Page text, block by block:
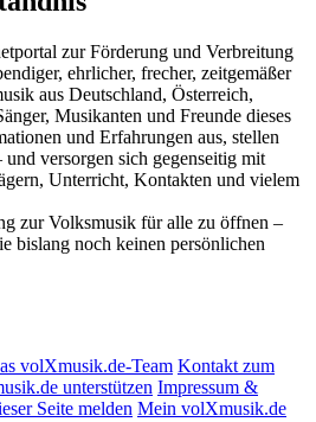
zur Förderung und Verbreitung
ehrlicher, frecher, zeitgemäßer
aus Deutschland, Österreich,
Musikanten und Freunde dieses
und Erfahrungen aus, stellen
versorgen sich gegenseitig mit
Unterricht, Kontakten und vielem
zur Volksmusik für alle zu öffnen –
bislang noch keinen persönlichen
volXmusik.de-Team Kontakt zum
unterstützen Impressum &
Seite melden Mein volXmusik.de